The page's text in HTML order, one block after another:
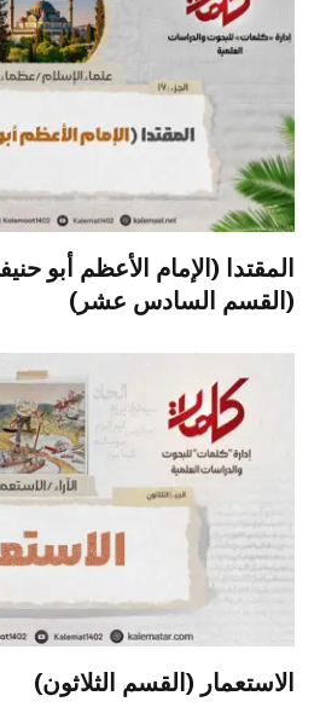
المقتدا (الإمام الأعظم أبو
(القسم السادس عشر)
الاستعمار (القسم الثلاثون)